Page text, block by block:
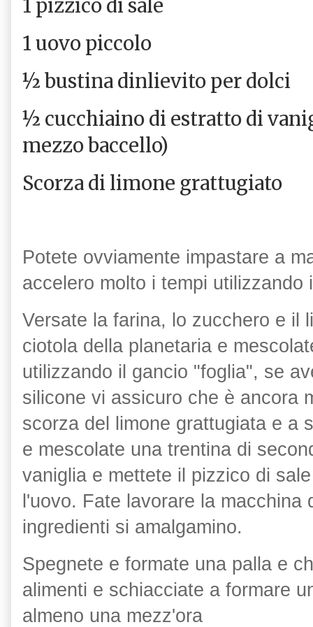
1 pizzico di sale
1 uovo piccolo
½ bustina dinlievito per dolci
½ cucchiaino di estratto di
mezzo baccello)
Scorza di limone grattugiato
Potete ovviamente impastare a
accelero molto i tempi utilizzando
Versate la farina, lo zucchero e il
ciotola della planetaria e
utilizzando il gancio "foglia", se
silicone vi assicuro che è ancora
scorza del limone grattugiata e a
e mescolate una trentina di
vaniglia e mettete il pizzico di
l'uovo. Fate lavorare la macchina
ingredienti si amalgamino.
Spegnete e formate una palla e
alimenti e schiacciate a formare
almeno una mezz'ora